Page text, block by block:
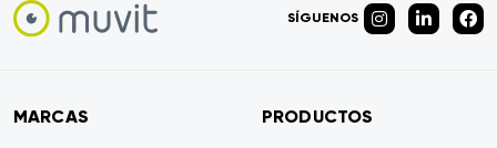
SÍGUENOS
MARCAS PRODUCTOS